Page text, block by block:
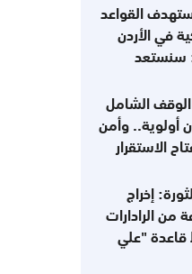
البنية
في المنطقة
تستهدف القواعد
في الأردن
سنستعد
الوقف الشامل
أولوية.. وأمن
الاستقرار
إخراج
من الرادارات
قاعدة "علي